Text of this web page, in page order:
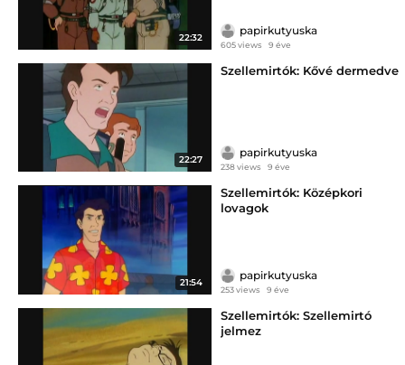
22:32
papirkutyuska
605 views 9 éve
22:27
Szellemirtók: Kővé dermedve
papirkutyuska
238 views 9 éve
21:54
Szellemirtók: Középkori
lovagok
papirkutyuska
253 views 9 éve
Szellemirtók: Szellemirtó
jelmez